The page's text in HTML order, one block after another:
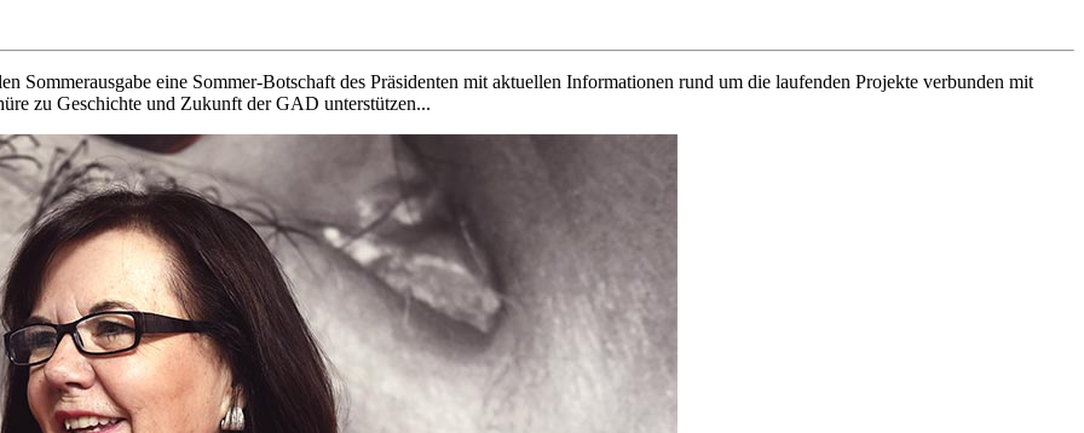
Sommerausgabe eine Sommer-Botschaft des Präsidenten mit aktuellen Informationen rund um die laufenden Projekte verbunden mit
zu Geschichte und Zukunft der GAD unterstützen...